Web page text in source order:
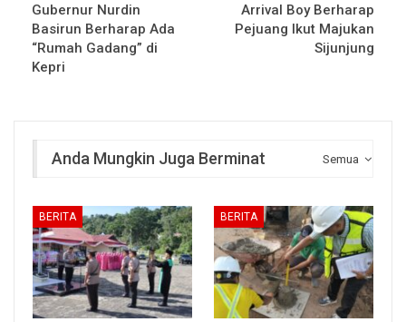
Gubernur Nurdin
Basirun Berharap Ada
“Rumah Gadang” di
Kepri
Arrival Boy Berharap
Pejuang Ikut Majukan
Sijunjung
Semua
Anda Mungkin Juga Berminat
BERITA BERITA